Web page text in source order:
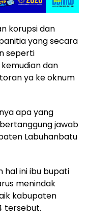
korupsi dan
yang secara
seperti
dan
ya ke oknum
apa yang
jawab
Labuhanbatu
ini ibu bupati
menindak
kabupaten
tersebut.